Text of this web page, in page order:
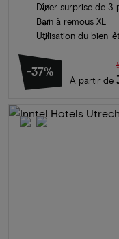
Dîner surprise de 3
Bain à remous XL
Utilisation du bien-
-37%
À partir de